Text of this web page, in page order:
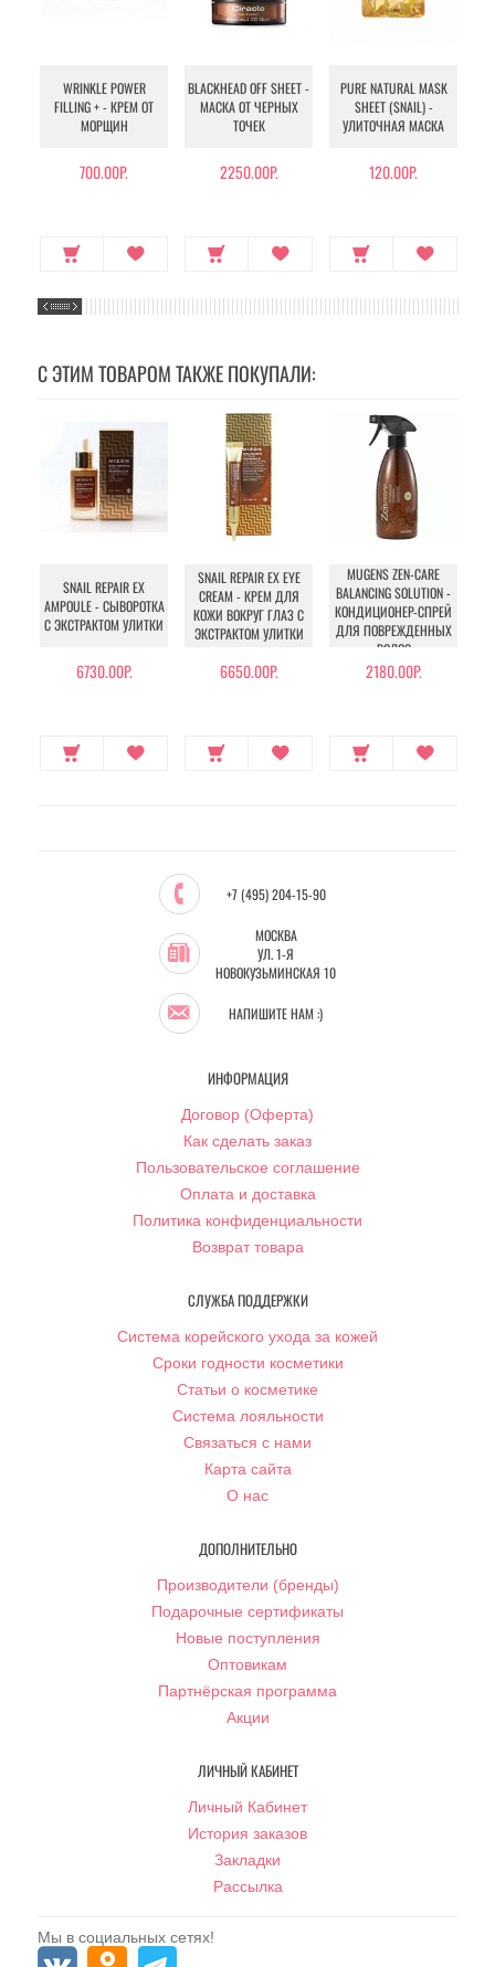
WRINKLE POWER
FILLING + - КРЕМ ОТ
МОРЩИН
700.00Р.
BLACKHEAD OFF SHEET -
МАСКА ОТ ЧЕРНЫХ
ТОЧЕК
2250.00Р.
PURE NATURAL MASK
SHEET (SNAIL) -
УЛИТОЧНАЯ МАСКА
120.00Р.
С ЭТИМ ТОВАРОМ ТАКЖЕ ПОКУПАЛИ:
SNAIL REPAIR EX
AMPOULE - СЫВОРОТКА
С ЭКСТРАКТОМ УЛИТКИ
6730.00Р.
SNAIL REPAIR EX EYE
CREAM - КРЕМ ДЛЯ
КОЖИ ВОКРУГ ГЛАЗ С
ЭКСТРАКТОМ УЛИТКИ
6650.00Р.
MUGENS ZEN-CARE
BALANCING SOLUTION -
КОНДИЦИОНЕР-СПРЕЙ
ДЛЯ ПОВРЕЖДЕННЫХ
ВОЛОС
2180.00Р.
+7 (495) 204-15-90
МОСКВА
УЛ. 1-Я
НОВОКУЗЬМИНСКАЯ 10
НАПИШИТЕ НАМ :)
ИНФОРМАЦИЯ
Договор (Оферта)
Как сделать заказ
Пользовательское соглашение
Оплата и доставка
Политика конфиденциальности
Возврат товара
СЛУЖБА ПОДДЕРЖКИ
Система корейского ухода за кожей
Сроки годности косметики
Статьи о косметике
Система лояльности
Связаться с нами
Карта сайта
О нас
ДОПОЛНИТЕЛЬНО
Производители (бренды)
Подарочные сертификаты
Новые поступления
Оптовикам
Партнёрская программа
Акции
ЛИЧНЫЙ КАБИНЕТ
Личный Кабинет
История заказов
Закладки
Рассылка
Мы в социальных сетях!